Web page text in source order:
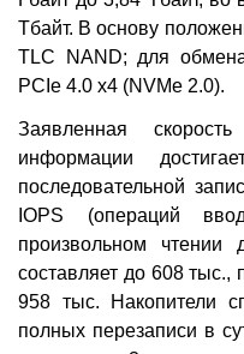
Тбайт. В основу
TLC NAND; для
PCIe 4.0 х4 (NVMe 2.0).
Заявленная
информации
последовательной
IOPS (операций
произвольном
составляет до 608
958 тыс. Накопители
полных перезаписи в